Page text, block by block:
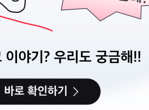
련 주요 안건에 대한 의견을 나누는 소규모 그룹입니
는 영화제의 시작과 끝에서, 청년층의 다양한 의견